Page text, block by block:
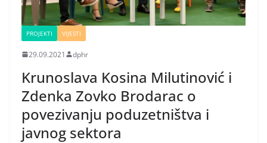
PROJEKTI VIJESTI
29.09.2021 dphr
Krunoslava Kosina Milutinović i
Zdenka Zovko Brodarac o
povezivanju poduzetništva i
javnog sektora